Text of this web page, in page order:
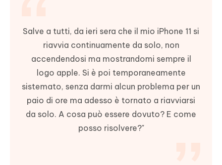
Salve a tutti, da ieri sera che il mio iPhone 11 si
riavvia continuamente da solo, non
accendendosi ma mostrandomi sempre il
logo apple. Si è poi temporaneamente
sistemato, senza darmi alcun problema per un
paio di ore ma adesso è tornato a riavviarsi
da solo. A cosa può essere dovuto? E come
posso risolvere?"